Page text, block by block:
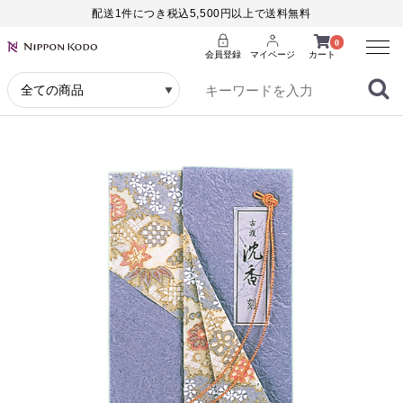
配送1件につき税込5,500円以上で送料無料
0
カート
会員登録 マイページ
Menu